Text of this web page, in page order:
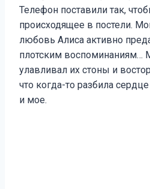
Телефон поставили так,
происходящее в постели.
любовь Алиса активно
плотским воспоминаниям…
улавливал их стоны и
что когда-то разбила
и мое.